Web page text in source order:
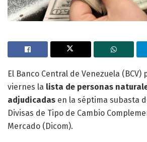
El Banco Central de Venezuela (BCV)
viernes la lista de personas
adjudicadas en la séptima subasta
Divisas de Tipo de Cambio
Mercado (Dicom).